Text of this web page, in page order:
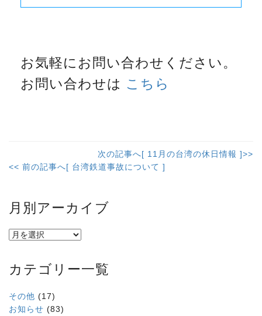
お気軽にお問い合わせください。
お問い合わせは こちら
次の記事へ[ 11月の台湾の休日情報 ]>>
<< 前の記事へ[ 台湾鉄道事故について ]
月別アーカイブ
カテゴリー一覧
その他 (17)
お知らせ (83)